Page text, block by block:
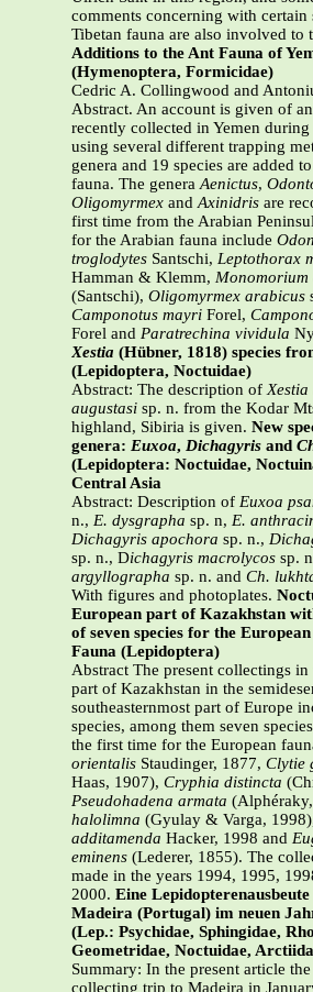
comments concerning with certain
Tibetan fauna are also involved to
Additions to the Ant Fauna of
(Hymenoptera, Formicidae)
Cedric A. Collingwood and
Abstract. An account is given of
recently collected in Yemen
using several different trapping
genera and 19 species are added
fauna. The generaAenictus,
Oligomyrmex andAxinidris are
first time from the Arabian
for the Arabian fauna include
troglodytes Santschi, Leptothorax
Hamman & Klemm, Monomorium
(Santschi), Oligomyrmex arabicus
Camponotus mayri Forel,
Forel and Paratrechina vividula
Xestia (Hübner, 1818) species
(Lepidoptera, Noctuidae)
Abstract: The description of
augustasi sp. n. from the Kodar
highland, Sibiria is given. New
genera: Euxoa, Dichagyris and
(Lepidoptera: Noctuidae,
Central Asia
Abstract: Description of Euxoa
n., E. dysgrapha sp. n, E.
Dichagyris apochora sp. n.,
sp. n., Dichagyris macrolycos sp.
argyllographa sp. n. and Ch.
With figures and photoplates.
European part of Kazakhstan
of seven species for the European
Fauna (Lepidoptera)
Abstract The present collectings in
part of Kazakhstan in the
southeasternmost part of Europe
species, among them seven
the first time for the European
orientalis Staudinger, 1877, Clytie
Haas, 1907), Cryphia distincta
Pseudohadena armata
halolimna (Gyulay & Varga,
additamenda Hacker, 1998 and
eminens (Lederer, 1855). The
made in the years 1994, 1995,
2000. Eine
Madeira (Portugal) im neuen
(Lep.: Psychidae, Sphingidae,
Geometridae, Noctuidae,
Summary: In the present article
collecting trip to Madeira in